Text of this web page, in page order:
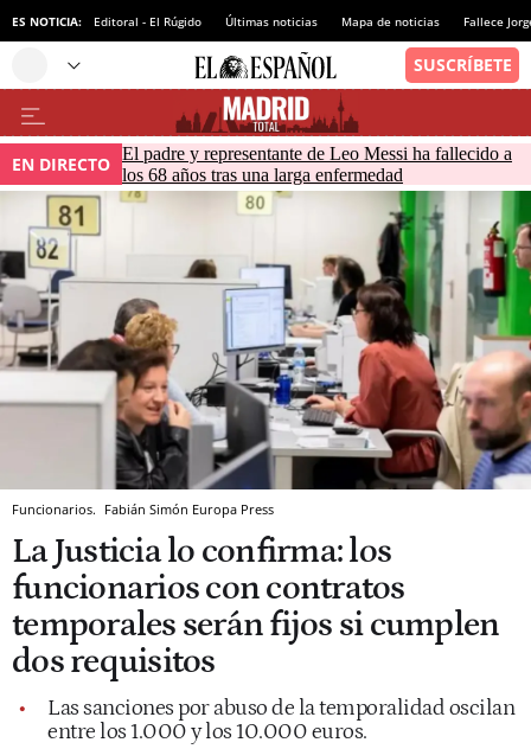
ES NOTICIA: Editoral - El Rúgido Últimas noticias Mapa de noticias Fallece
EN DIRECTO El padre y representante de Leo Messi ha fallecido a
los 68 años tras una larga enfermedad
Funcionarios. Fabián Simón Europa Press
La Justicia lo confirma: los
funcionarios con contratos
temporales serán fijos si cumplen
dos requisitos
Las sanciones por abuso de la temporalidad oscilan
entre los 1.000 y los 10.000 euros.